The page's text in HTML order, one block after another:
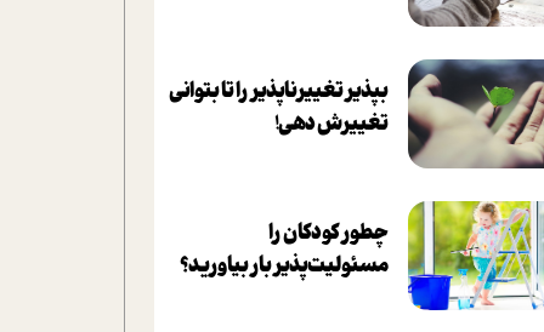
بپذير تغييرناپذير را تا بتواني
تغييرش دهي!‏
چطور کودکان را
مسئولیت‌پذیر بار بیاورید؟